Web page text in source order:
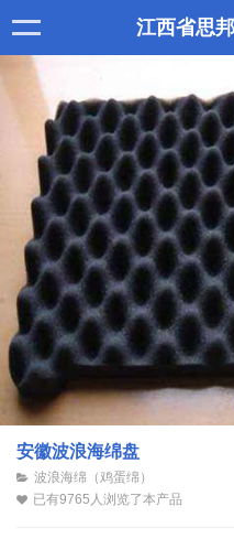
江西省思
安徽波浪海绵盘
波浪海绵（鸡蛋绵）
已有9765人浏览了本产品